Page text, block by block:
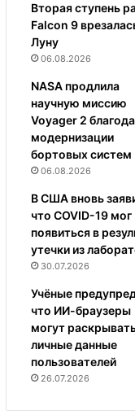
Вторая ступень
Falcon 9
Луну
06.08.2026
NASA продлила
научную миссию
Voyager 2
модернизации
бортовых систем
06.08.2026
В США вновь
что COVID-19 мог
появиться в
утечки из
30.07.2026
Учёные
что ИИ-браузеры
могут
личные данные
пользователей
26.07.2026